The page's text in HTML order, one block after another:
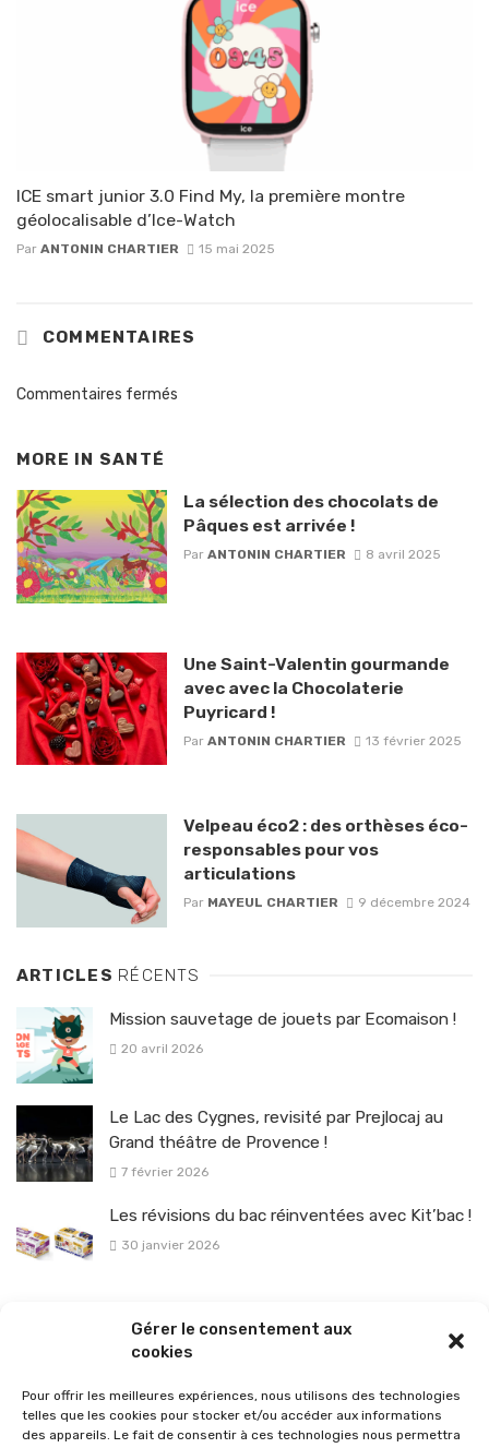
Gérer le consentement aux
cookies
Pour offrir les meilleures expériences, nous utilisons des technologies
telles que les cookies pour stocker et/ou accéder aux informations
des appareils. Le fait de consentir à ces technologies nous permettra
ICE smart junior 3.0 Find My, la première montre
géolocalisable d’Ice-Watch
Par ANTONIN CHARTIER 15 mai 2025
COMMENTAIRES
Commentaires fermés
MORE IN SANTÉ
La sélection des chocolats de
Pâques est arrivée !
Par ANTONIN CHARTIER 8 avril 2025
Une Saint-Valentin gourmande
avec avec la Chocolaterie
Puyricard !
Par ANTONIN CHARTIER 13 février 2025
Velpeau éco2 : des orthèses éco-
responsables pour vos
articulations
Par MAYEUL CHARTIER 9 décembre 2024
ARTICLES RÉCENTS
Mission sauvetage de jouets par Ecomaison !
20 avril 2026
Le Lac des Cygnes, revisité par Prejlocaj au
Grand théâtre de Provence !
7 février 2026
Les révisions du bac réinventées avec Kit’bac !
30 janvier 2026